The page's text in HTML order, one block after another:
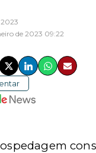
de 2023 09:22